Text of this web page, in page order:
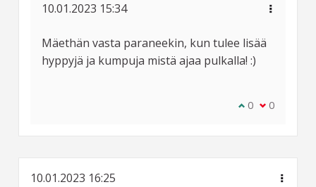
10.01.2023 15:34
Mäethän vasta paraneekin, kun tulee lisää
hyppyjä ja kumpuja mistä ajaa pulkalla! :)
Olen samaa
0 Olen eri
0
10.01.2023 16:25